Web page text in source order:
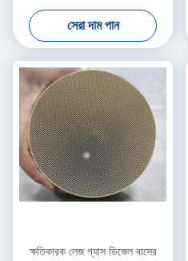
পার্টিকুলেট ট্র্যাপ
সেরা দাম পান
ক্ষতিকারক লেজ গ্যাস ডিজেল বাসের